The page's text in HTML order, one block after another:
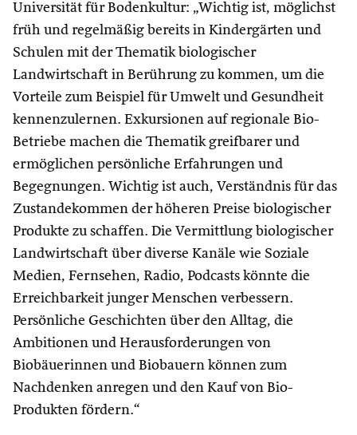
Universität für Bodenkultur: „Wichtig ist, möglichst
früh und regelmäßig bereits in Kindergärten und
Schulen mit der Thematik biologischer
Landwirtschaft in Berührung zu kommen, um die
Vorteile zum Beispiel für Umwelt und Gesundheit
kennenzulernen. Exkursionen auf regionale Bio-
Betriebe machen die Thematik greifbarer und
ermöglichen persönliche Erfahrungen und
Begegnungen. Wichtig ist auch, Verständnis für das
Zustandekommen der höheren Preise biologischer
Produkte zu schaffen. Die Vermittlung biologischer
Landwirtschaft über diverse Kanäle wie Soziale
Medien, Fernsehen, Radio, Podcasts könnte die
Erreichbarkeit junger Menschen verbessern.
Persönliche Geschichten über den Alltag, die
Ambitionen und Herausforderungen von
Biobäuerinnen und Biobauern können zum
Nachdenken anregen und den Kauf von Bio-
Produkten fördern.“